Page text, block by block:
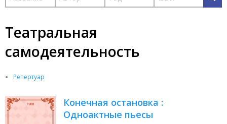
Театральная
самодеятельность
Репертуар
Конечная остановка :
Одноактные пьесы